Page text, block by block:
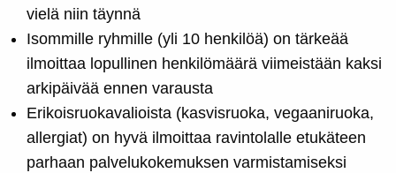
vielä niin täynnä
Isommille ryhmille (yli 10 henkilöä) on tärkeää
ilmoittaa lopullinen henkilömäärä viimeistään kaksi
arkipäivää ennen varausta
Erikoisruokavalioista (kasvisruoka, vegaaniruoka,
allergiat) on hyvä ilmoittaa ravintolalle etukäteen
parhaan palvelukokemuksen varmistamiseksi